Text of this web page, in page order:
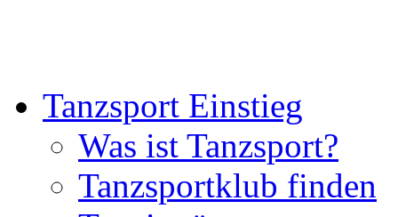
Tanzsport Einstieg
Was ist Tanzsport?
Tanzsportklub finden